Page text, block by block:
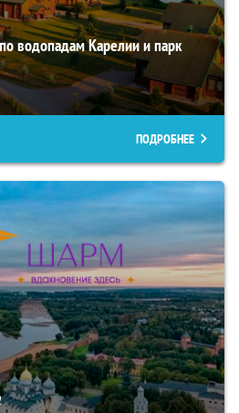
водопадам Карелии и парк
ПОДРОБНЕЕ